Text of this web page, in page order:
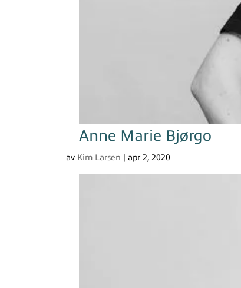
Anne Marie Bjørgo
av Kim Larsen apr 2, 2020